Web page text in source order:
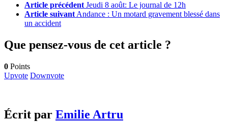
Article précédent Jeudi 8 août: Le journal de 12h
Article suivant Andance : Un motard gravement blessé dans
un accident
Que pensez-vous de cet article ?
0 Points
Upvote Downvote
Écrit par Emilie Artru